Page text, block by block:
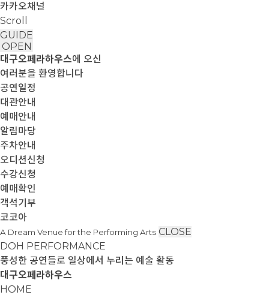
카카오채널
Scroll
GUIDE
OPEN
대구오페라하우스에 오신
여러분을 환영합니다
공연일정
대관안내
예매안내
알림마당
주차안내
오디션신청
수강신청
예매확인
객석기부
코코아
A Dream Venue for the Performing Arts CLOSE
DOH PERFORMANCE
풍성한 공연들로 일상에서 누리는 예술 활동
대구오페라하우스
HOME